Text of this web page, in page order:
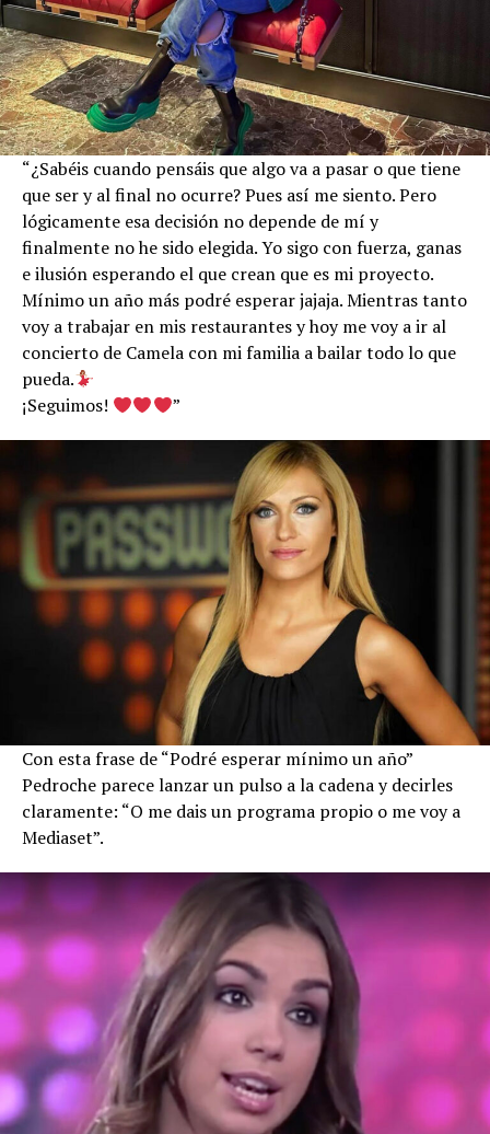
“¿Sabéis cuando pensáis que algo va a pasar o que tiene
que ser y al final no ocurre? Pues así me siento. Pero
lógicamente esa decisión no depende de mí y
finalmente no he sido elegida. Yo sigo con fuerza, ganas
e ilusión esperando el que crean que es mi proyecto.
Mínimo un año más podré esperar jajaja. Mientras tanto
voy a trabajar en mis restaurantes y hoy me voy a ir al
concierto de Camela con mi familia a bailar todo lo que
pueda.
¡Seguimos!
”
Con esta frase de “Podré esperar mínimo un año”
Pedroche parece lanzar un pulso a la cadena y decirles
claramente: “O me dais un programa propio o me voy a
Mediaset”.